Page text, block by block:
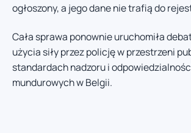
ogłoszony, a jego dane nie trafią do
Cała sprawa ponownie uruchomiła
użycia siły przez policję w przestrzeni
standardach nadzoru i
mundurowych w Belgii.